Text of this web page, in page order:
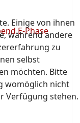
E-Phase
Einige von ihnen
während andere
zu
selbst
möchten. Bitte
womöglich nicht
Verfügung stehen.